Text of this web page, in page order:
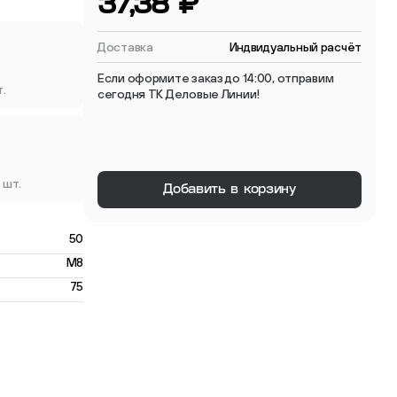
шт.
50
M8
75
37,38 ₽
Доставка Индвидуальный расчёт
Если оформите заказ до 14:00, отправим
сегодня ТК Деловые Линии!
Добавить в корзину
опоры